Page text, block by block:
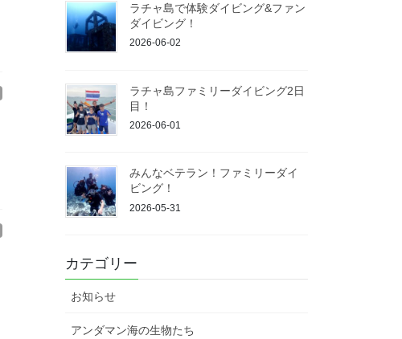
ラチャ島で体験ダイビング&ファン
ダイビング！
2026-06-02
ラチャ島ファミリーダイビング2日
目！
2026-06-01
みんなベテラン！ファミリーダイ
ビング！
2026-05-31
カテゴリー
お知らせ
アンダマン海の生物たち